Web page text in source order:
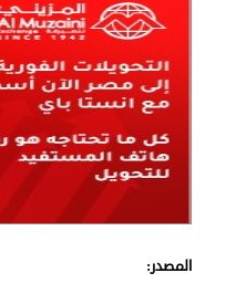
المصدر: